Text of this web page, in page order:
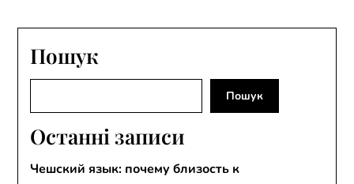
Пошук
Пошук
Останні записи
Чешский язык: почему близость к